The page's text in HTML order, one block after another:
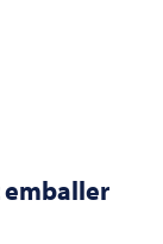
emballer